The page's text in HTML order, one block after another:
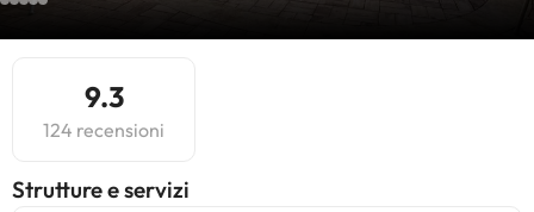
9.3
124 recensioni
​Strutture e servizi